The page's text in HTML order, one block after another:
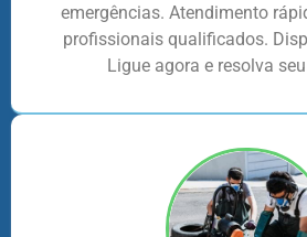
emergências. Atendimento
profissionais qualificados.
Ligue agora e resolva